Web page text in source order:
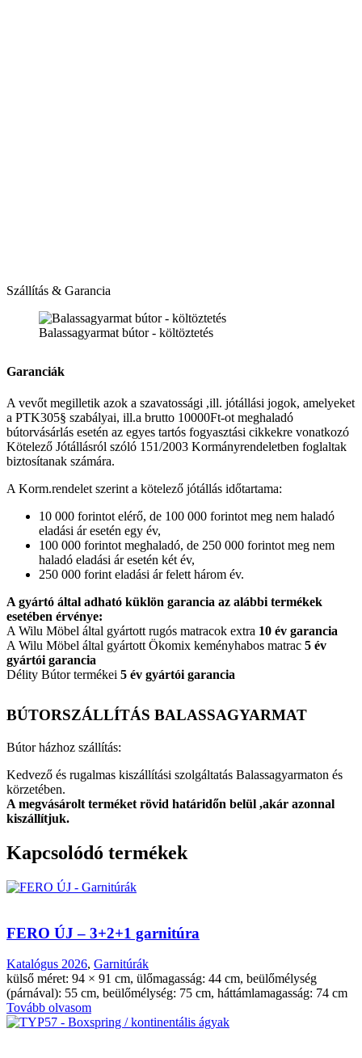
Szállítás & Garancia
Balassagyarmat bútor - költöztetés
Garanciák
A vevőt megilletik azok a szavatossági ,ill. jótállási jogok, amelyeket
a PTK305§ szabályai, ill.a brutto 10000Ft-ot meghaladó
bútorvásárlás esetén az egyes tartós fogyasztási cikkekre vonatkozó
Kötelező Jótállásról szóló 151/2003 Kormányrendeletben foglaltak
biztosítanak számára.
A Korm.rendelet szerint a kötelező jótállás időtartama:
10 000 forintot elérő, de 100 000 forintot meg nem haladó
eladási ár esetén egy év,
100 000 forintot meghaladó, de 250 000 forintot meg nem
haladó eladási ár esetén két év,
250 000 forint eladási ár felett három év.
A gyártó által adható küklön garancia az alábbi termékek
esetében érvénye:
A Wilu Möbel által gyártott rugós matracok extra 10 év garancia
A Wilu Möbel által gyártott Ökomix keményhabos matrac 5 év
gyártói garancia
Délity Bútor termékei 5 év gyártói garancia
BÚTORSZÁLLÍTÁS BALASSAGYARMAT
Bútor házhoz szállítás:
Kedvező és rugalmas kiszállítási szolgáltatás Balassagyarmaton és
körzetében.
A megvásárolt terméket rövid határidőn belül ,akár azonnal
kiszállítjuk.
Kapcsolódó termékek
FERO ÚJ – 3+2+1 garnitúra
Katalógus 2026, Garnitúrák
külső méret: 94 × 91 cm, ülőmagasság: 44 cm, beülőmélység
(párnával): 55 cm, beülőmélység: 75 cm, háttámlamagasság: 74 cm
Tovább olvasom